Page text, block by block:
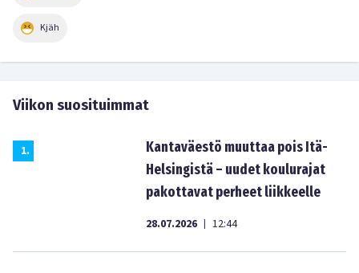
Kjäh
Viikon suosituimmat
1.
Kantaväestö muuttaa pois Itä-
Helsingistä – uudet koulurajat
pakottavat perheet liikkeelle
28.07.2026 | 12:44